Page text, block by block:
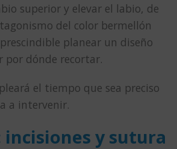
superior y elevar el labio, de
del color bermellón
planear un diseño
por dónde recortar.
el tiempo que sea preciso
a intervenir.
y sutura